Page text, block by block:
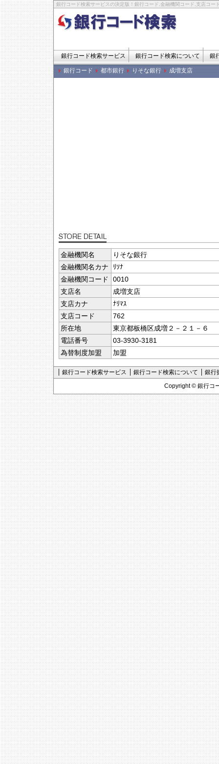
銀行コード検索サービスの決定版！銀行コード,金融機関コード,支店コー
銀行コード検索サービス 銀行コード検索について 銀
銀行コード 都市銀行 りそな銀行 成増支店
金融機関名
りそな銀行
金融機関名カナ
ﾘｿﾅ
金融機関コード
0010
支店名
成増支店
支店カナ
ﾅﾘﾏｽ
支店コード
762
所在地
東京都板橋区成増２－２１－６
電話番号
03-3930-3181
為替制度加盟
加盟
銀行コード検索サービス 銀行コード検索について
銀行
Copyright © 銀行コ